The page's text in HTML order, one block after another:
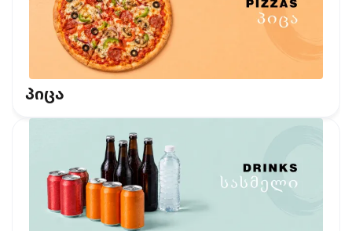
პიცა